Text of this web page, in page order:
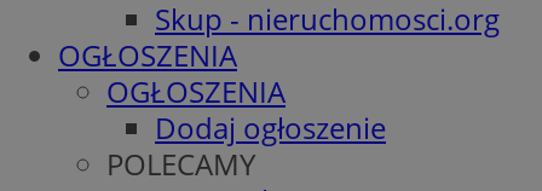
Skup - nieruchomosci.org
OGŁOSZENIA
OGŁOSZENIA
Dodaj ogłoszenie
POLECAMY